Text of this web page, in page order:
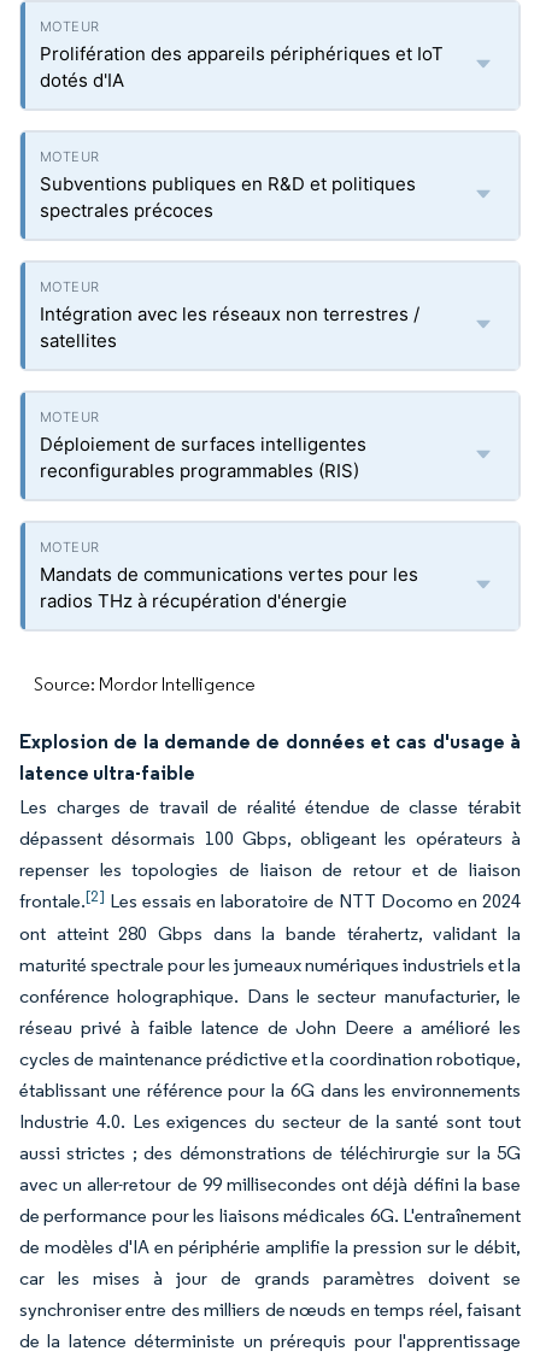
Prolifération des appareils périphériques et IoT
dotés d'IA
Subventions publiques en R&D et politiques
spectrales précoces
Intégration avec les réseaux non terrestres /
satellites
Déploiement de surfaces intelligentes
reconfigurables programmables (RIS)
Mandats de communications vertes pour les
radios THz à récupération d'énergie
Source: Mordor Intelligence
Explosion de la demande de données et cas d'usage à
latence ultra-faible
Les charges de travail de réalité étendue de classe térabit
dépassent désormais 100 Gbps, obligeant les opérateurs à
repenser les topologies de liaison de retour et de liaison
frontale.[2] Les essais en laboratoire de NTT Docomo en 2024
ont atteint 280 Gbps dans la bande térahertz, validant la
maturité spectrale pour les jumeaux numériques industriels et la
conférence holographique. Dans le secteur manufacturier, le
réseau privé à faible latence de John Deere a amélioré les
cycles de maintenance prédictive et la coordination robotique,
établissant une référence pour la 6G dans les environnements
Industrie 4.0. Les exigences du secteur de la santé sont tout
aussi strictes ; des démonstrations de téléchirurgie sur la 5G
avec un aller-retour de 99 millisecondes ont déjà défini la base
de performance pour les liaisons médicales 6G. L'entraînement
de modèles d'IA en périphérie amplifie la pression sur le débit,
car les mises à jour de grands paramètres doivent se
synchroniser entre des milliers de nœuds en temps réel, faisant
de la latence déterministe un prérequis pour l'apprentissage